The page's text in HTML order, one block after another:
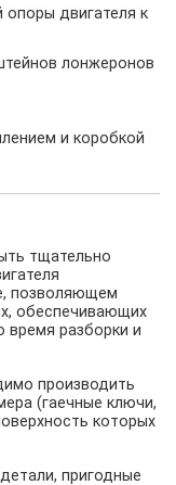
опоры двигателя к
лонжеронов
и коробкой
тщательно
позволяющем
обеспечивающих
разборки и
производить
(гаечные ключи,
которых
пригодные